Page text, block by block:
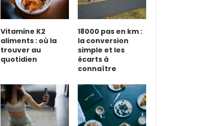
Vitamine K2
aliments : où la
trouver au
quotidien
18000 pas en km :
la conversion
simple et les
écarts à
connaître